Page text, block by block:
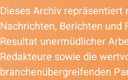
Dieses Archiv
Nachrichten, Berichten und
Resultat unermüdlicher
Redakteure sowie die
branchenübergreifenden